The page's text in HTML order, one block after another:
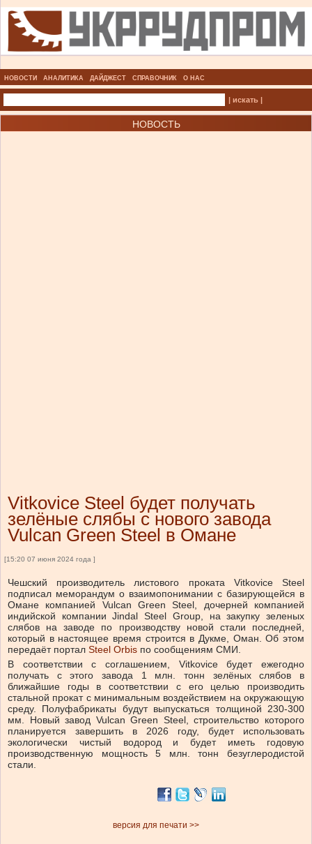
НОВОСТИ АНАЛИТИКА ДАЙДЖЕСТ СПРАВОЧНИК О НАС
| искать |
НОВОСТЬ
Vitkovice Steel будет получать
зелёные слябы с нового завода
Vulcan Green Steel в Омане
[15:20 07 июня 2024 года ]
Чешский производитель листового проката Vitkovice Steel
подписал меморандум о взаимопонимании с базирующейся в
Омане компанией Vulcan Green Steel, дочерней компанией
индийской компании Jindal Steel Group, на закупку зеленых
слябов на заводе по производству новой стали последней,
который в настоящее время строится в Дукме, Оман. Об этом
передаёт портал Steel Orbis по сообщениям СМИ.
В соответствии с соглашением, Vitkovice будет ежегодно
получать с этого завода 1 млн. тонн зелёных слябов в
ближайшие годы в соответствии с его целью производить
стальной прокат с минимальным воздействием на окружающую
среду. Полуфабрикаты будут выпускаться толщиной 230-300
мм. Новый завод Vulcan Green Steel, строительство которого
планируется завершить в 2026 году, будет использовать
экологически чистый водород и будет иметь годовую
производственную мощность 5 млн. тонн безуглеродистой
стали.
версия для печати >>